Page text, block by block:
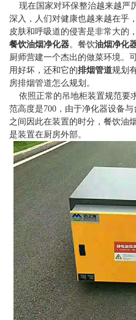
现在国家对环保整治越来越严
深入，人们对健康也越来越在乎
皮肤和呼吸道的侵害是非常大的
餐饮油烟净化器。餐饮油烟净化
厨师营建一个杰出的做菜环境。
用好坏，还和它的排烟管道规划
房排烟管道怎么规划。
依照正常的吊地柜装置规范要
范高度是700，由于净化器设备
之间因此在装置的时分，餐饮油
是装置在厨房外部。